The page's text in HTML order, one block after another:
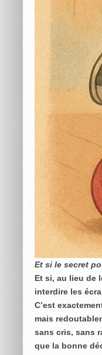
Et si le secret
Et si, au lieu de
interdire les
C’est
mais
sans cris, sans
que la bonne